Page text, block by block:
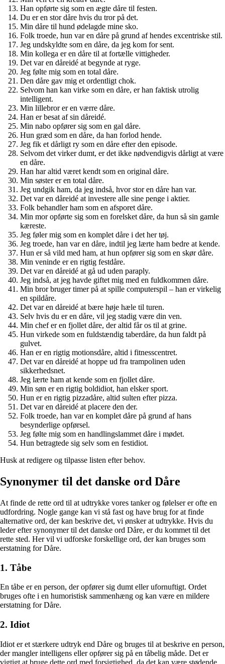
Han opførte sig som en ægte dåre til festen.
Du er en stor dåre hvis du tror på det.
Min dåre til hund ødelagde mine sko.
Folk troede, hun var en dåre på grund af hendes excentriske stil.
Jeg undskyldte som en dåre, da jeg kom for sent.
Min kollega er en dåre til at fortælle vittigheder.
Det var en dåreidé at begynde at ryge.
Jeg følte mig som en total dåre.
Den dåre gav mig et ordentligt chok.
Selvom han kan virke som en dåre, er han faktisk utrolig
intelligent.
Min lillebror er en værre dåre.
Han er besat af sin dåreidé.
Min nabo opfører sig som en gal dåre.
Hun græd som en dåre, da han forlod hende.
Jeg fik et dårligt ry som en dåre efter den episode.
Selvom det virker dumt, er det ikke nødvendigvis dårligt at være
en dåre.
Han har altid været kendt som en original dåre.
Min søster er en total dåre.
Jeg undgik ham, da jeg indså, hvor stor en dåre han var.
Det var en dåreidé at investere alle sine penge i aktier.
Folk behandler ham som en afsporet dåre.
Min mor opførte sig som en forelsket dåre, da hun så sin gamle
kæreste.
Jeg føler mig som en komplet dåre i det her tøj.
Jeg troede, han var en dåre, indtil jeg lærte ham bedre at kende.
Hun er så vild med ham, at hun opfører sig som en skør dåre.
Min veninde er en rigtig festdåre.
Det var en dåreidé at gå ud uden paraply.
Jeg indså, at jeg havde giftet mig med en fuldkommen dåre.
Min bror bruger timer på at spille computerspil – han er virkelig
en spildåre.
Det var en dåreidé at bære høje hæle til turen.
Selv hvis du er en dåre, vil jeg stadig være din ven.
Min chef er en fjollet dåre, der altid får os til at grine.
Hun virkede som en fuldstændig taberdåre, da hun faldt på
gulvet.
Han er en rigtig motionsdåre, altid i fitnesscentret.
Det var en dåreidé at hoppe ud fra trampolinen uden
sikkerhedsnet.
Jeg lærte ham at kende som en fjollet dåre.
Min søn er en rigtig boldidiot, han elsker sport.
Hun er en rigtig pizzadåre, altid sulten efter pizza.
Det var en dåreidé at placere den der.
Folk troede, han var en komplet dåre på grund af hans
besynderlige opførsel.
Jeg følte mig som en handlingslammet dåre i mødet.
Hun betragtede sig selv som en festidiot.
Husk at redigere og tilpasse listen efter behov.
Synonymer til det danske ord Dåre
At finde de rette ord til at udtrykke vores tanker og følelser er ofte en
udfordring. Nogle gange kan vi stå fast og have brug for at finde
alternative ord, der kan beskrive det, vi ønsker at udtrykke. Hvis du
leder efter synonymer til det danske ord Dåre, er du kommet til det
rette sted. Her vil vi udforske forskellige ord, der kan bruges som
erstatning for Dåre.
1. Tåbe
En tåbe er en person, der opfører sig dumt eller ufornuftigt. Ordet
bruges ofte i en humoristisk sammenhæng og kan være en mildere
erstatning for Dåre.
2. Idiot
Idiot er et stærkere udtryk end Dåre og bruges til at beskrive en person,
der mangler intelligens eller opfører sig på en tåbelig måde. Det er
vigtigt at bruge dette ord med forsigtighed, da det kan være stødende